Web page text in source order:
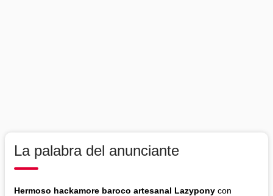
La palabra del anunciante
Hermoso hackamore baroco artesanal Lazypony con